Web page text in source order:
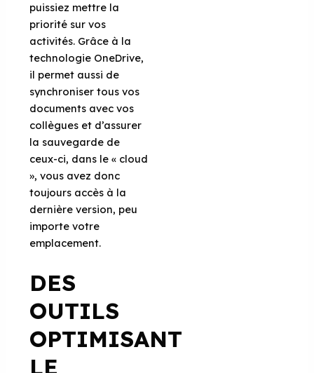
puissiez mettre la
priorité sur vos
activités. Grâce à la
technologie OneDrive,
il permet aussi de
synchroniser tous vos
documents avec vos
collègues et d’assurer
la sauvegarde de
ceux-ci, dans le « cloud
», vous avez donc
toujours accès à la
dernière version, peu
importe votre
emplacement.
DES
OUTILS
OPTIMISANT
LE